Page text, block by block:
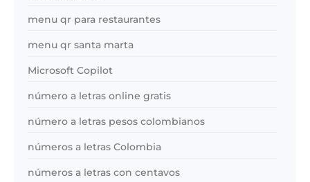
menu qr para restaurantes
menu qr santa marta
Microsoft Copilot
número a letras online gratis
número a letras pesos colombianos
números a letras Colombia
números a letras con centavos